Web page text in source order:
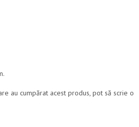
au cumpărat acest produs, pot să scrie o